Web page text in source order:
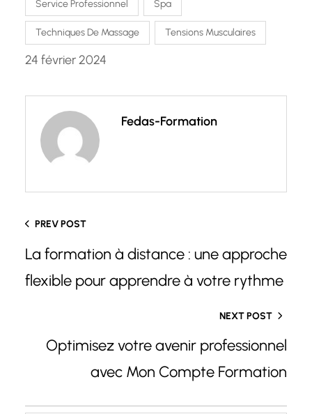
Service Professionnel Spa
Techniques De Massage Tensions Musculaires
24 février 2024
Fedas-Formation
PREV POST
La formation à distance : une approche
flexible pour apprendre à votre rythme
NEXT POST
Optimisez votre avenir professionnel
avec Mon Compte Formation